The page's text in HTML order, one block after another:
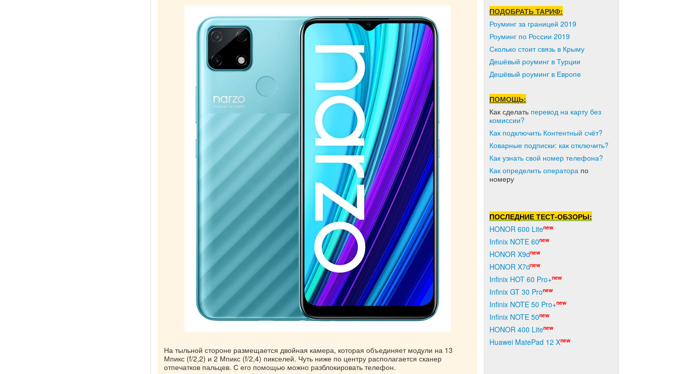
На тыльной стороне размещается двойная камера, которая объединяет модули на 13
Мпикс (f/2,2) и 2 Мпикс (f/2,4) пикселей. Чуть ниже по центру располагается сканер
отпечатков пальцев. С его помощью можно разблокировать телефон.
ПОДОБРАТЬ ТАРИФ:
Роуминг за границей 2019
Роуминг по России 2019
Сколько стоит связь в Крыму
Дешёвый роуминг в Турции
Дешёвый роуминг в Европе
ПОМОЩЬ:
Как сделать перевод на карту без
комиссии?
Как подключить Контентный счёт?
Коварные подписки: как отключить?
Как узнать свой номер телефона?
Как определить оператора по
номеру
ПОСЛЕДНИЕ ТЕСТ-ОБЗОРЫ:
HONOR 600 Litenew
Infinix NOTE 60new
HONOR X9dnew
HONOR X7dnew
Infinix HOT 60 Pro+new
Infinix GT 30 Pronew
Infinix NOTE 50 Pro+new
Infinix NOTE 50new
HONOR 400 Litenew
Huawei MatePad 12 Xnew